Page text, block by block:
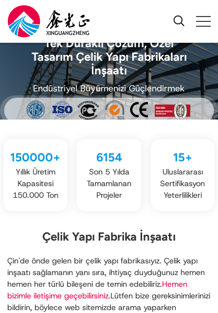
Tek Duraklı Çözüm, Özel
Tasarım Çelik Yapı Fabrikaları
İnşaatı
Endüstriyel Büyümenizi Güçlendirmek
150000+
Yıllık Üretim
Kapasitesi
150.000 Ton
6154
Son 5 Yılda
Tamamlanan
Projeler
15+
Uluslararası
Sertifikasyon
Yeterlilikleri
Çelik Yapı Fabrika İnşaatı
Çin'de önde gelen bir çelik yapı fabrikasıyız. Çelik yapı
inşaatı sağlamanın yanı sıra, ihtiyaç duyduğunuz hemen
hemen her türlü bileşeni de temin edebiliriz.Hemen
bizimle iletişime geçebilirsiniz.Lütfen bize gereksinimlerinizi
bildirin, böylece web sitemizde arama yaparken